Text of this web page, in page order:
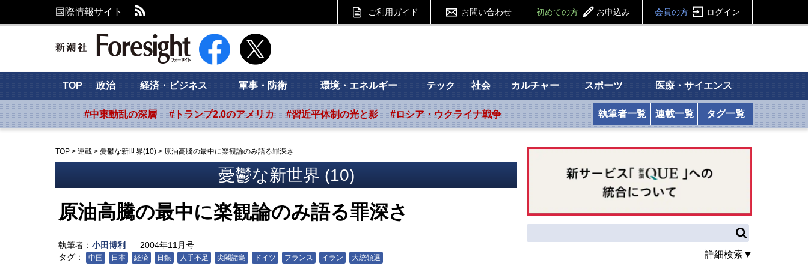
国際情報サイト ご利用ガイド お問い合わせ 初めての方 お申込み 会員の方 ログイン
新潮社 Foresight フォーサイト
TOP 政治 経済・ビジネス 軍事・防衛 環境・エネルギー テック 社会 カルチャー スポーツ 医療・サイエンス
#中東動乱の深層 #トランプ2.0のアメリカ #習近平体制の光と影 #ロシア・ウクライナ戦争 執筆者一覧 連載一覧 タグ一覧
TOP > 連載 > 憂鬱な新世界(10) > 原油高騰の最中に楽観論のみ語る罪深さ
憂鬱な新世界 (10)
原油高騰の最中に楽観論のみ語る罪深さ
執筆者： 小田博利
2004年11月号
タグ：
中国 日本 経済 日銀 人手不足 尖閣諸島 ドイツ フランス イラン 大統領選 詳細検索▼